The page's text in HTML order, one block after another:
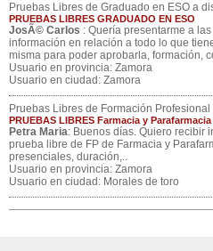
Pruebas Libres de Graduado en ESO a
PRUEBAS LIBRES GRADUADO EN ESO
JosÃ© Carlos : Quería presentarme a
información en relación a todo lo que
misma para poder aprobarla, formación,
Usuario en provincia: Zamora
Usuario en ciudad: Zamora
Pruebas Libres de Formación
PRUEBAS LIBRES Farmacia y Parafarmacia
Petra Maria: Buenos días. Quiero recibir
prueba libre de FP de Farmacia y
presenciales, duración,..
Usuario en provincia: Zamora
Usuario en ciudad: Morales de toro